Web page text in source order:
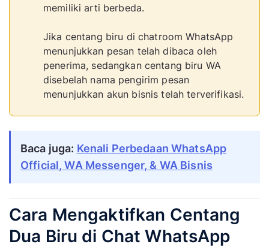
memiliki arti berbeda.
Jika centang biru di chatroom WhatsApp
menunjukkan pesan telah dibaca oleh
penerima, sedangkan centang biru WA
disebelah nama pengirim pesan
menunjukkan akun bisnis telah terverifikasi.
Baca juga: Kenali Perbedaan WhatsApp
Official, WA Messenger, & WA Bisnis
Cara Mengaktifkan Centang
Dua Biru di Chat WhatsApp